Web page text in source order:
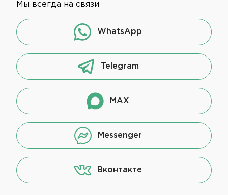
Мы всегда на связи
WhatsApp
Telegram
MAX
Messenger
Вконтакте